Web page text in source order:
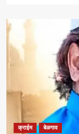
आघाडीचा
रविवारी
मेळावा
सुजातभाई
आंबेडकर
प्रमुख
उपस्थिती
क्राईम बेळगाव